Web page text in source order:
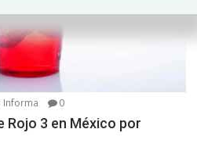
Informa 0
Rojo 3 en México por